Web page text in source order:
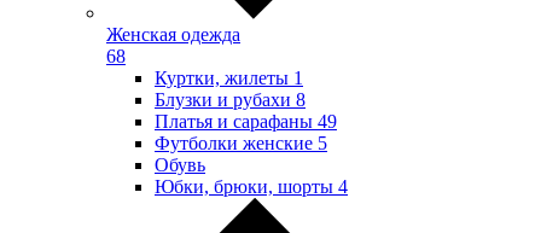
Женская одежда
68
Куртки, жилеты 1
Блузки и рубахи 8
Платья и сарафаны 49
Футболки женские 5
Обувь
Юбки, брюки, шорты 4